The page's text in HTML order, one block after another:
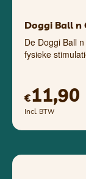
Doggi Ball n
De Doggi Ball
fysieke
€11,90
Incl. BTW